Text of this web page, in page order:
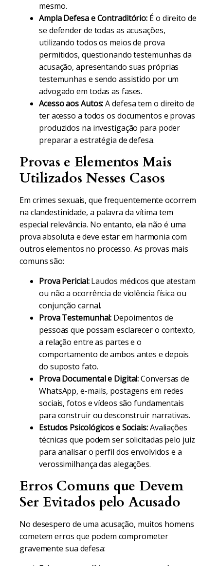
mesmo.
Ampla Defesa e Contraditório: É o direito de
se defender de todas as acusações,
utilizando todos os meios de prova
permitidos, questionando testemunhas da
acusação, apresentando suas próprias
testemunhas e sendo assistido por um
advogado em todas as fases.
Acesso aos Autos:A defesa tem o direito de
ter acesso a todos os documentos e provas
produzidos na investigação para poder
preparar a estratégia de defesa.
Provas e Elementos Mais
Utilizados Nesses Casos
Em crimes sexuais, que frequentemente ocorrem
na clandestinidade, a palavra da vítima tem
especial relevância. No entanto, ela não é uma
prova absoluta e deve estar em harmonia com
outros elementos no processo. As provas mais
comuns são:
Prova Pericial:Laudos médicos que atestam
ou não a ocorrência de violência física ou
conjunção carnal.
Prova Testemunhal: Depoimentos de
pessoas que possam esclarecer o contexto,
a relação entre as partes e o
comportamento de ambos antes e depois
do suposto fato.
Prova Documental e Digital:Conversas de
WhatsApp, e-mails, postagens em redes
sociais, fotos e vídeos são fundamentais
para construir ou desconstruir narrativas.
Estudos Psicológicos e Sociais:Avaliações
técnicas que podem ser solicitadas pelo juiz
para analisar o perfil dos envolvidos e a
verossimilhança das alegações.
Erros Comuns que Devem
Ser Evitados pelo Acusado
No desespero de uma acusação, muitos homens
cometem erros que podem comprometer
gravemente sua defesa: